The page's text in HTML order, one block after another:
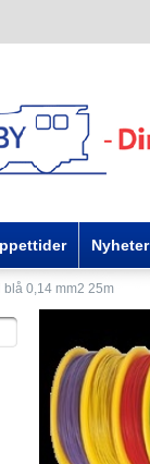
Nyheter
blå 0,14 mm2 25m